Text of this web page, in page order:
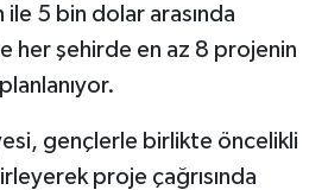
5 bin dolar arasında
her şehirde en az 8 projenin
gençlerle birlikte öncelikli
proje çağrısında